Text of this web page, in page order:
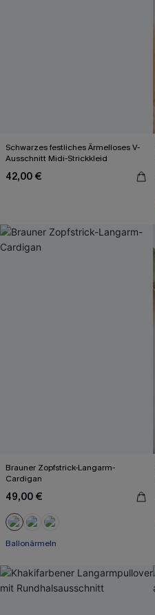
Schwarzes festliches Ärmelloses V-
Ausschnitt Midi-Strickkleid
42,00 €
Brauner Zopfstrick-Langarm-
Cardigan
49,00 €
Ballonärmeln